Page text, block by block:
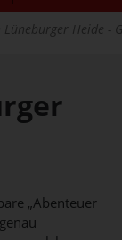
Heide -
„Abenteuer